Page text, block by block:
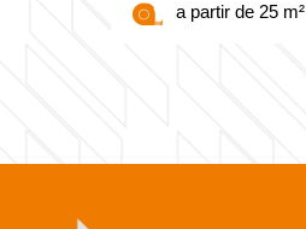
a partir de 25 m²